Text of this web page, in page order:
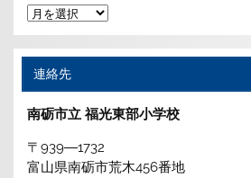
ア
ー
カ
イ
連絡先
南砺市立 福光東部小学校
〒939―1732
富山県南砺市荒木456番地